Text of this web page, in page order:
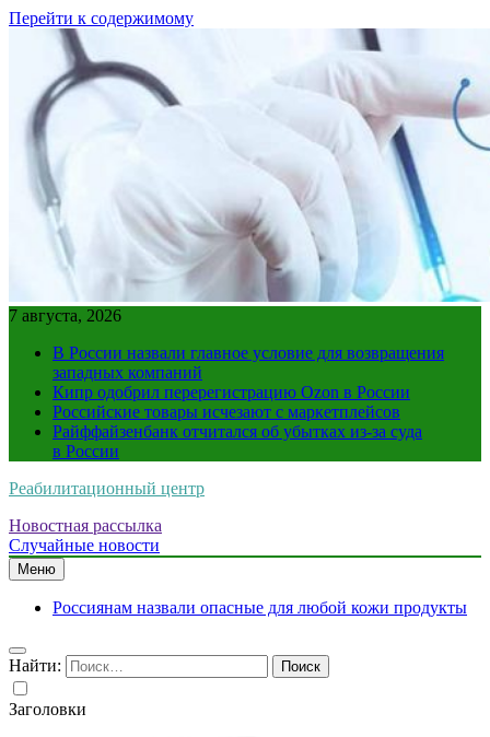
Перейти к содержимому
7 августа, 2026
В России назвали главное условие для возвращения
западных компаний
Кипр одобрил перерегистрацию Ozon в России
Российские товары исчезают с маркетплейсов
Райффайзенбанк отчитался об убытках из-за суда
в России
Реабилитационный центр
Новостная рассылка
Случайные новости
Меню
Россиянам назвали опасные для любой кожи продукты
Найти:
Заголовки